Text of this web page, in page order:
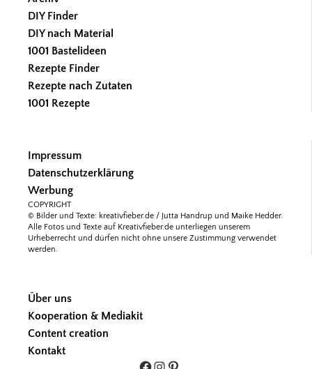
DIY Finder
DIY nach Material
1001 Bastelideen
Rezepte Finder
Rezepte nach Zutaten
1001 Rezepte
Impressum
Datenschutzerklärung
Werbung
COPYRIGHT
© Bilder und Texte: kreativfieber.de / Jutta Handrup und Maike Hedder.
Alle Fotos und Texte auf Kreativfieber.de unterliegen unserem
Urheberrecht und dürfen nicht ohne unsere Zustimmung verwendet
werden.
Über uns
Kooperation & Mediakit
Content creation
Kontakt